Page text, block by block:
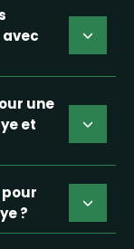
une
et
?